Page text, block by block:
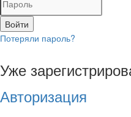
Войти
Потеряли пароль?
Уже
Авторизация